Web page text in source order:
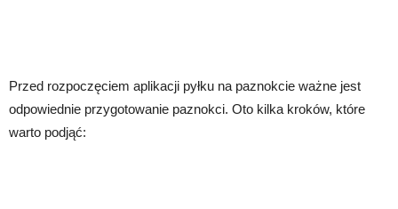
Przed rozpoczęciem aplikacji pyłku na paznokcie ważne jest
odpowiednie przygotowanie paznokci. Oto kilka kroków, które
warto podjąć: